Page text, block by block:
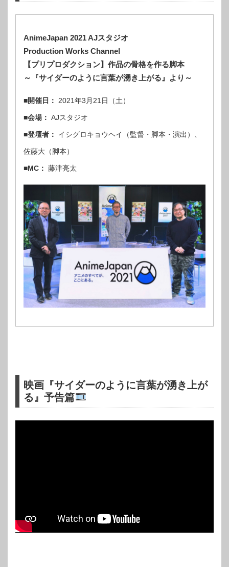
AnimeJapan 2021 AJスタジオ
Production Works Channel
【プリプロダクション】作品の骨格を作る脚本
～『サイダーのように言葉が湧き上がる』より～
■開催日： 2021年3月21日（土）
■会場： AJスタジオ
■登壇者： イシグロキョウヘイ（監督・脚本・演出）、
佐藤大（脚本）
■MC： 藤津亮太
映画『サイダーのように言葉が湧き上が
る』予告篇